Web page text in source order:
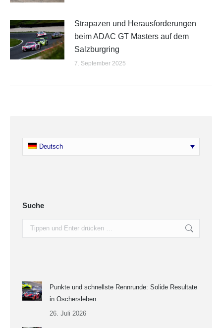
Strapazen und Herausforderungen
beim ADAC GT Masters auf dem
Salzburgring
7. September 2025
Deutsch
Suche
Search:
Punkte und schnellste Rennrunde: Solide Resultate
in Oschersleben
26. Juli 2026